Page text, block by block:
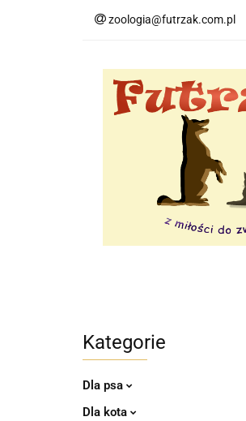
zoologia@futrzak.com.pl
Kategorie
Dla psa
Dla kota